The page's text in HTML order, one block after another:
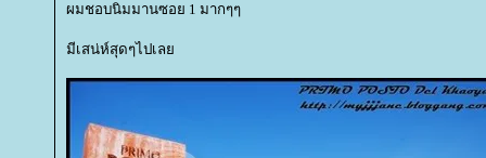
ผมชอบนิมมานซอย 1 มากๆๆ
มีเสน่ห์สุดๆไปเล